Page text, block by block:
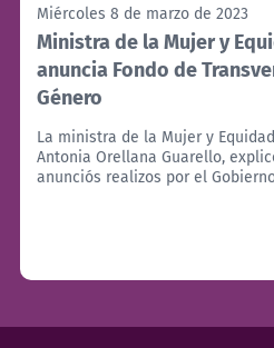
Miércoles 8 de marzo de 2023
Ministra de la Mujer y
anuncia Fondo de
Género
La ministra de la Mujer y
Antonia Orellana Guarello,
anunciós realizos por el